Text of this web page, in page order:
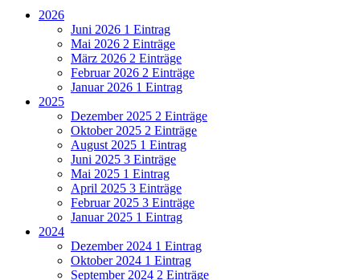
2026
Juni 2026 1 Eintrag
Mai 2026 2 Einträge
März 2026 2 Einträge
Februar 2026 2 Einträge
Januar 2026 1 Eintrag
2025
Dezember 2025 2 Einträge
Oktober 2025 2 Einträge
August 2025 1 Eintrag
Juni 2025 3 Einträge
Mai 2025 1 Eintrag
April 2025 3 Einträge
Februar 2025 3 Einträge
Januar 2025 1 Eintrag
2024
Dezember 2024 1 Eintrag
Oktober 2024 1 Eintrag
September 2024 2 Einträge